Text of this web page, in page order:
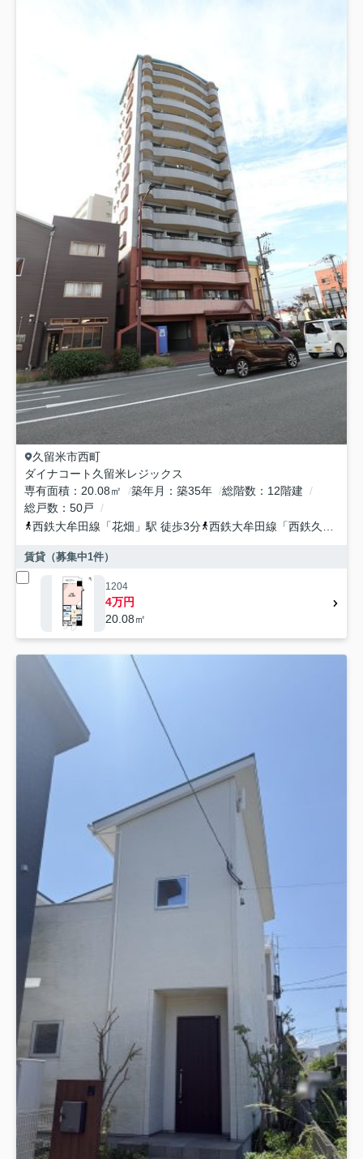
久留米市西町
ダイナコート久留米レジックス
専有面積
20.08㎡ 築年月 築35年 総階数
12階建
総戸数
50戸
西鉄大牟田線 「花畑 」駅 徒歩3分 西鉄大牟田線 「西鉄久留米
賃貸（募集中1件）
1204
4万円
20.08㎡